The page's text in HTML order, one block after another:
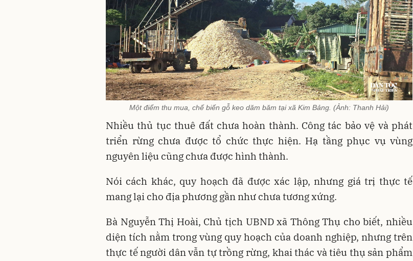
Một điểm thu mua, chế biến gỗ keo dăm băm tại xã Kim Bảng. (Ảnh: Thanh Hải)
Nhiều thủ tục thuê đất chưa hoàn thành. Công tác bảo vệ và phát
triển rừng chưa được tổ chức thực hiện. Hạ tầng phục vụ vùng
nguyên liệu cũng chưa được hình thành.
Nói cách khác, quy hoạch đã được xác lập, nhưng giá trị thực tế
mang lại cho địa phương gần như chưa tương xứng.
Bà Nguyễn Thị Hoài, Chủ tịch UBND xã Thông Thụ cho biết, nhiều
diện tích nằm trong vùng quy hoạch của doanh nghiệp, nhưng trên
thực tế người dân vẫn tự trồng rừng, khai thác và tiêu thụ sản phẩm